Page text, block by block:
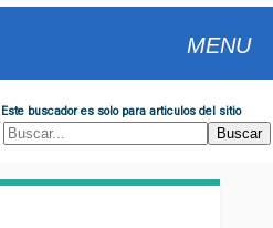
MENU
Este buscador es solo para articulos del sitio